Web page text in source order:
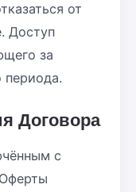
от
Доступ
за
периода.
Договора
с